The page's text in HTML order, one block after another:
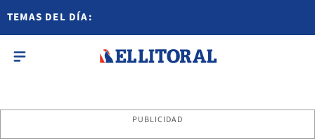
TEMAS DEL DÍA:
PUBLICIDAD